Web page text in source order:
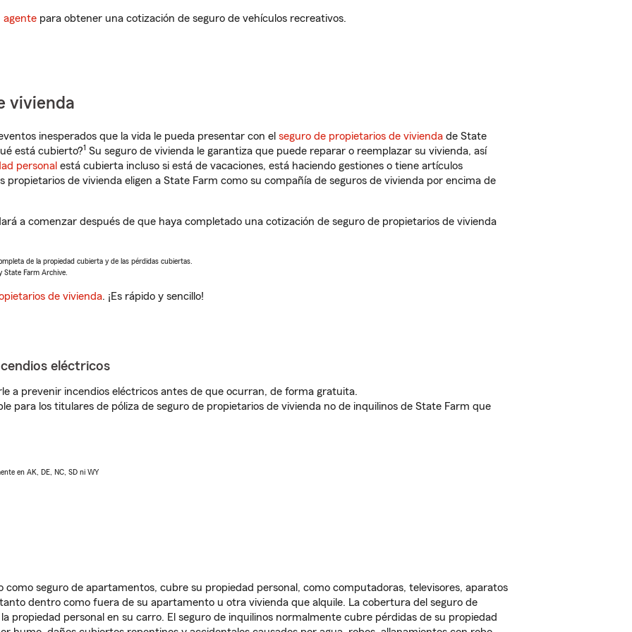
agente para obtener una cotización de seguro de vehículos recreativos.
vivienda
inesperados que la vida le pueda presentar con el seguro de propietarios de vivienda de State
está cubierto?1 Su seguro de vivienda le garantiza que puede reparar o reemplazar su vivienda, así
personal está cubierta incluso si está de vacaciones, está haciendo gestiones o tiene artículos
propietarios de vivienda eligen a State Farm como su compañía de seguros de vivienda por encima de
a comenzar después de que haya completado una cotización de seguro de propietarios de vivienda
de la propiedad cubierta y de las pérdidas cubiertas.
State Farm Archive.
de vivienda. ¡Es rápido y sencillo!
eléctricos
a prevenir incendios eléctricos antes de que ocurran, de forma gratuita.
para los titulares de póliza de seguro de propietarios de vivienda no de inquilinos de State Farm que
en AK, DE, NC, SD ni WY
como seguro de apartamentos, cubre su propiedad personal, como computadoras, televisores, aparatos
dentro como fuera de su apartamento u otra vivienda que alquile. La cobertura del seguro de
propiedad personal en su carro. El seguro de inquilinos normalmente cubre pérdidas de su propiedad